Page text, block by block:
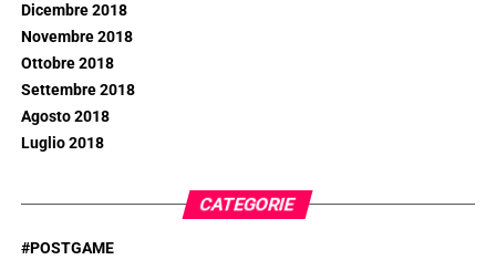
Dicembre 2018
Novembre 2018
Ottobre 2018
Settembre 2018
Agosto 2018
Luglio 2018
CATEGORIE
#POSTGAME